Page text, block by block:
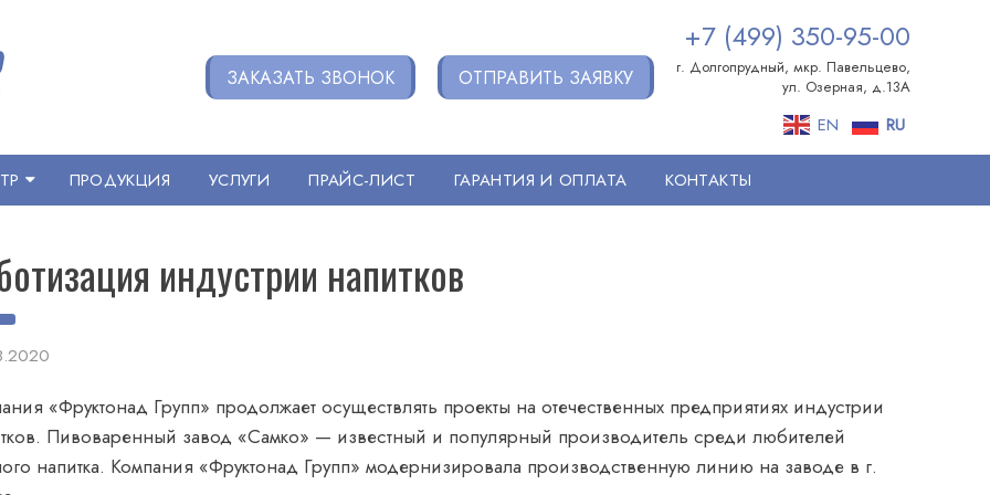
ЗАКАЗАТЬ ЗВОНОК ОТПРАВИТЬ ЗАЯВКУ
+7 (499) 350-95-00
г. Долгопрудный, мкр. Павельцево,
ул. Озерная, д.13А
EN RU
ПРОДУКЦИЯ УСЛУГИ ПРАЙС-ЛИСТ ГАРАНТИЯ И ОПЛАТА КОНТАКТЫ
индустрии напитков
«Фруктонад Групп» продолжает осуществлять проекты на отечественных предприятиях индустрии
Пивоваренный завод «Самко» — известный и популярный производитель среди любителей
напитка. Компания «Фруктонад Групп» модернизировала производственную линию на заводе в г.